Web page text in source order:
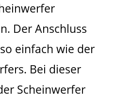
Der Anschluss
einfach wie der
Bei dieser
Scheinwerfer